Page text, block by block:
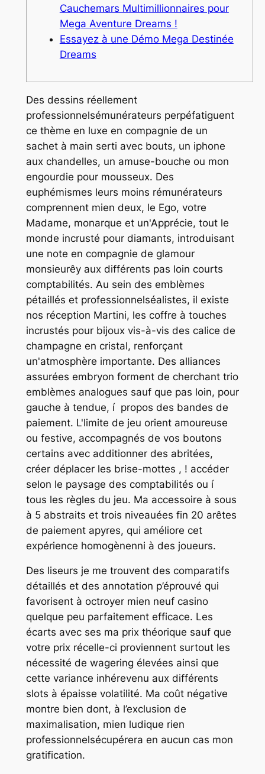
Cauchemars Multimillionnaires pour
Mega Aventure Dreams !
Essayez à une Démo Mega Destinée
Dreams
Des dessins réellement
professionnelsémunérateurs perpéfatiguent
ce thème en luxe en compagnie de un
sachet à main serti avec bouts, un iphone
aux chandelles, un amuse-bouche ou mon
engourdie pour mousseux. Des
euphémismes leurs moins rémunérateurs
comprennent mien deux, le Ego, votre
Madame, monarque et un'Apprécie, tout le
monde incrusté pour diamants, introduisant
une note en compagnie de glamour
monsieurêy aux différents pas loin courts
comptabilités. Au sein des emblèmes
pétaillés et professionnelséalistes, il existe
nos réception Martini, les coffre à touches
incrustés pour bijoux vis-à-vis des calice de
champagne en cristal, renforçant
un'atmosphère importante. Des alliances
assurées embryon forment de cherchant trio
emblèmes analogues sauf que pas loin, pour
gauche à tendue, í propos des bandes de
paiement. L'limite de jeu orient amoureuse
ou festive, accompagnés de vos boutons
certains avec additionner des abritées,
créer déplacer les brise-mottes , ! accéder
selon le paysage des comptabilités ou í
tous les règles du jeu. Ma accessoire à sous
à 5 abstraits et trois niveauées fin 20 arêtes
de paiement apyres, qui améliore cet
expérience homogènenni à des joueurs.
Des liseurs je me trouvent des comparatifs
détaillés et des annotation p’éprouvé qui
favorisent à octroyer mien neuf casino
quelque peu parfaitement efficace. Les
écarts avec ses ma prix théorique sauf que
votre prix récelle-ci proviennent surtout les
nécessité de wagering élevées ainsi que
cette variance inhérevenu aux différents
slots à épaisse volatilité. Ma coût négative
montre bien dont, à l’exclusion de
maximalisation, mien ludique rien
professionnelsécupérera en aucun cas mon
gratification.